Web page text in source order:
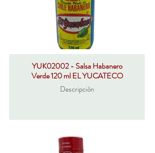
YUK02002 - Salsa Habanero
Verde 120 ml EL YUCATECO
Descripción